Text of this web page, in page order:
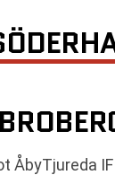
ÅbyTjureda